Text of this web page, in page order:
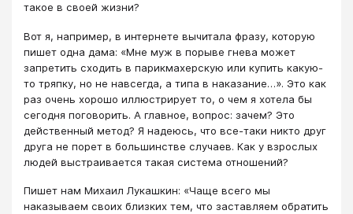
такое в своей жизни?
Вот я, например, в интернете вычитала фразу, которую
пишет одна дама: «Мне муж в порыве гнева может
запретить сходить в парикмахерскую или купить какую-
то тряпку, но не навсегда, а типа в наказание…». Это как
раз очень хорошо иллюстрирует то, о чем я хотела бы
сегодня поговорить. А главное, вопрос: зачем? Это
действенный метод? Я надеюсь, что все-таки никто друг
друга не порет в большинстве случаев. Как у взрослых
людей выстраивается такая система отношений?
Пишет нам Михаил Лукашкин: «Чаще всего мы
наказываем своих близких тем, что заставляем обратить